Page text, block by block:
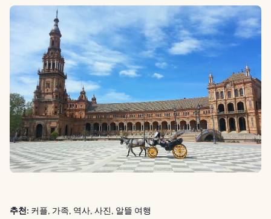
추천: 커플, 가족, 역사, 사진, 알뜰 여행